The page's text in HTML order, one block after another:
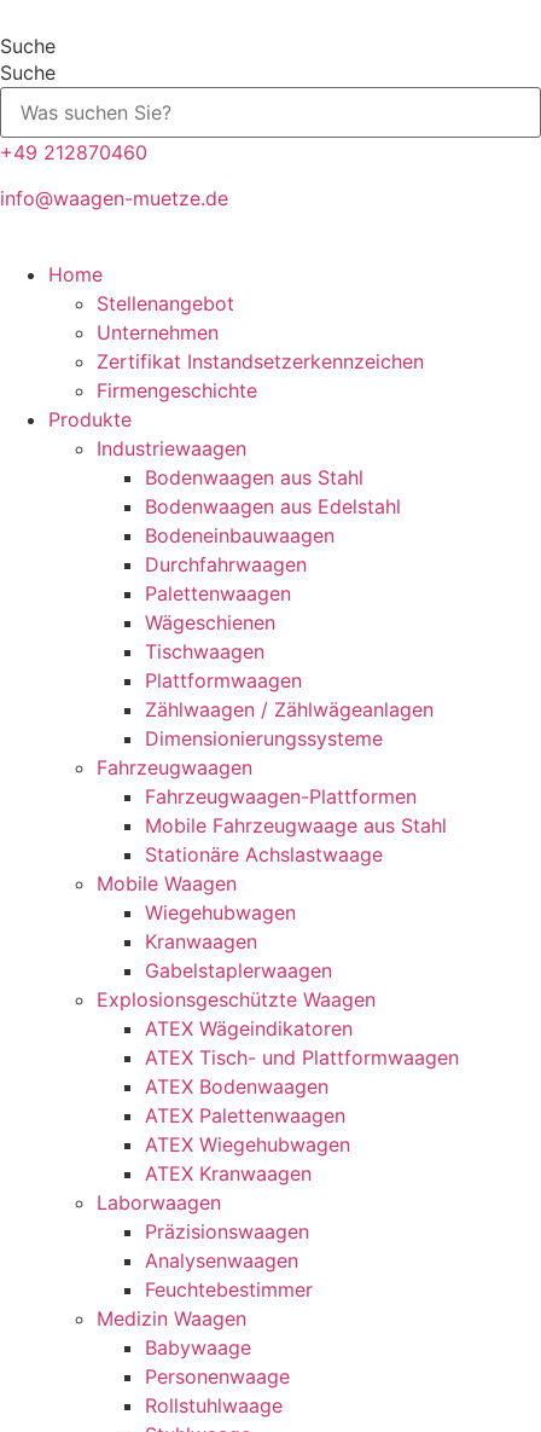
Inhalt
springen
Suche
Suche
+49 212870460
info@waagen-muetze.de
Home
Stellenangebot
Unternehmen
Zertifikat Instandsetzerkennzeichen
Firmengeschichte
Produkte
Industriewaagen
Bodenwaagen aus Stahl
Bodenwaagen aus Edelstahl
Bodeneinbauwaagen
Durchfahrwaagen
Palettenwaagen
Wägeschienen
Tischwaagen
Plattformwaagen
Zählwaagen / Zählwägeanlagen
Dimensionierungssysteme
Fahrzeugwaagen
Fahrzeugwaagen-Plattformen
Mobile Fahrzeugwaage aus Stahl
Stationäre Achslastwaage
Mobile Waagen
Wiegehubwagen
Kranwaagen
Gabelstaplerwaagen
Explosionsgeschützte Waagen
ATEX Wägeindikatoren
ATEX Tisch- und Plattformwaagen
ATEX Bodenwaagen
ATEX Palettenwaagen
ATEX Wiegehubwagen
ATEX Kranwaagen
Laborwaagen
Präzisionswaagen
Analysenwaagen
Feuchtebestimmer
Medizin Waagen
Babywaage
Personenwaage
Rollstuhlwaage